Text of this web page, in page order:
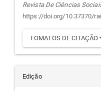
Revista De Ciências
https://doi.org/10.37370/
FOMATOS DE CITAÇÃO
Edição